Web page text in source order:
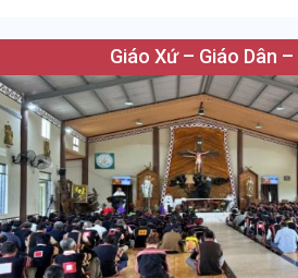
Giáo Xứ – Giáo Dân